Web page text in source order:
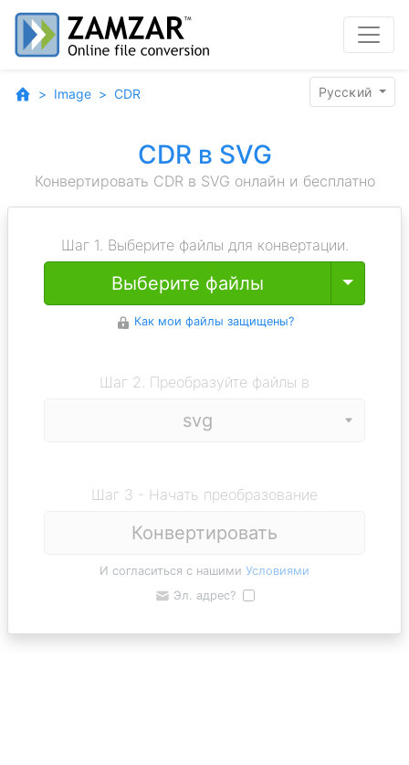
Image CDR Pyccĸий
CDR в SVG
Конвертировать CDR в SVG онлайн и бесплатно
Шаг 1. Выберите файлы для конвертации.
Выберите файлы Toggle
Как мои файлы защищены?
Шаг 2. Преобразуйте файлы в
Шаг 3 - Начать преобразование
Конвертировать
И согласиться с нашими Условиями
Эл. адрес?